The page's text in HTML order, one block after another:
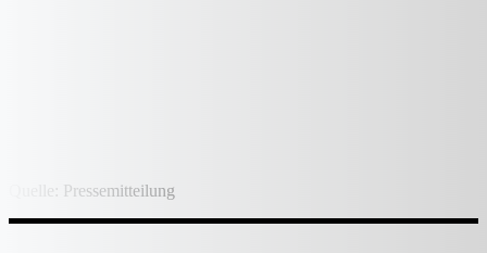
Quelle: Pressemitteilung